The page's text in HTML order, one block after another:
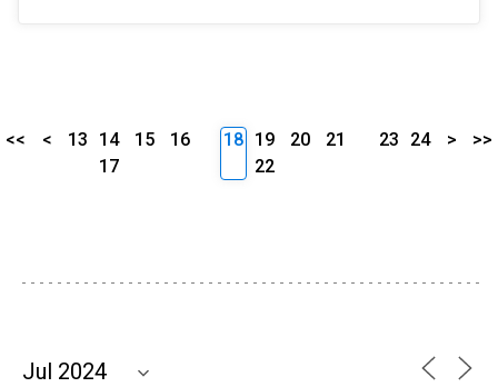
<< < 13 14 15
16
17
18 19 20
21
22
23 24 > >>